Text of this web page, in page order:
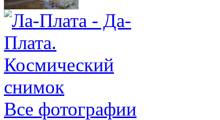
Все фотографии